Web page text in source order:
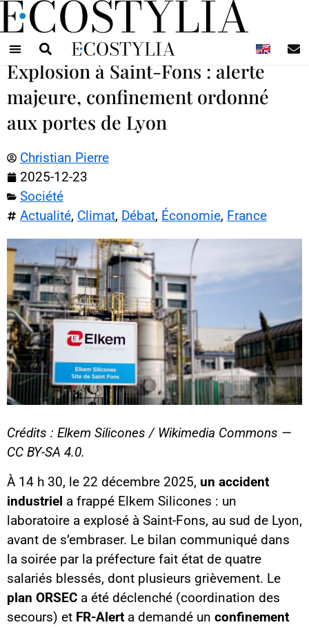
Explosion à Saint-Fons : alerte
majeure, confinement ordonné
aux portes de Lyon
Christian Pierre
2025-12-23
Société
Actualité, Climat, Débat, Économie, France
Crédits : Elkem Silicones / Wikimedia Commons —
CC BY-SA 4.0.
À 14 h 30, le 22 décembre 2025, un accident
industriel a frappé Elkem Silicones : un
laboratoire a explosé à Saint-Fons, au sud de Lyon,
avant de s’embraser. Le bilan communiqué dans
la soirée par la préfecture fait état de quatre
salariés blessés, dont plusieurs grièvement. Le
plan ORSEC a été déclenché (coordination des
secours) et FR-Alert a demandé un confinement